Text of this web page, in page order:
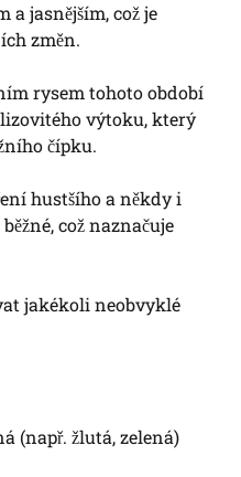
a jasnějším, což je
změn.
rysem tohoto období
výtoku, který
čípku.
hustšího a někdy i
což naznačuje
jakékoli neobvyklé
(např. žlutá, zelená)